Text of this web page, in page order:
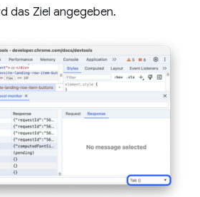
das Ziel angegeben.